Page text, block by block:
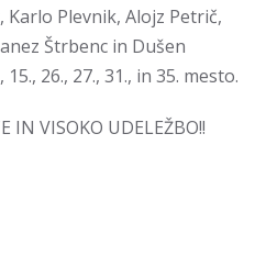
Karlo Plevnik, Alojz Petrič,
Štrbenc in Dušen
26., 27., 31., in 35. mesto.
IN VISOKO UDELEŽBO!!